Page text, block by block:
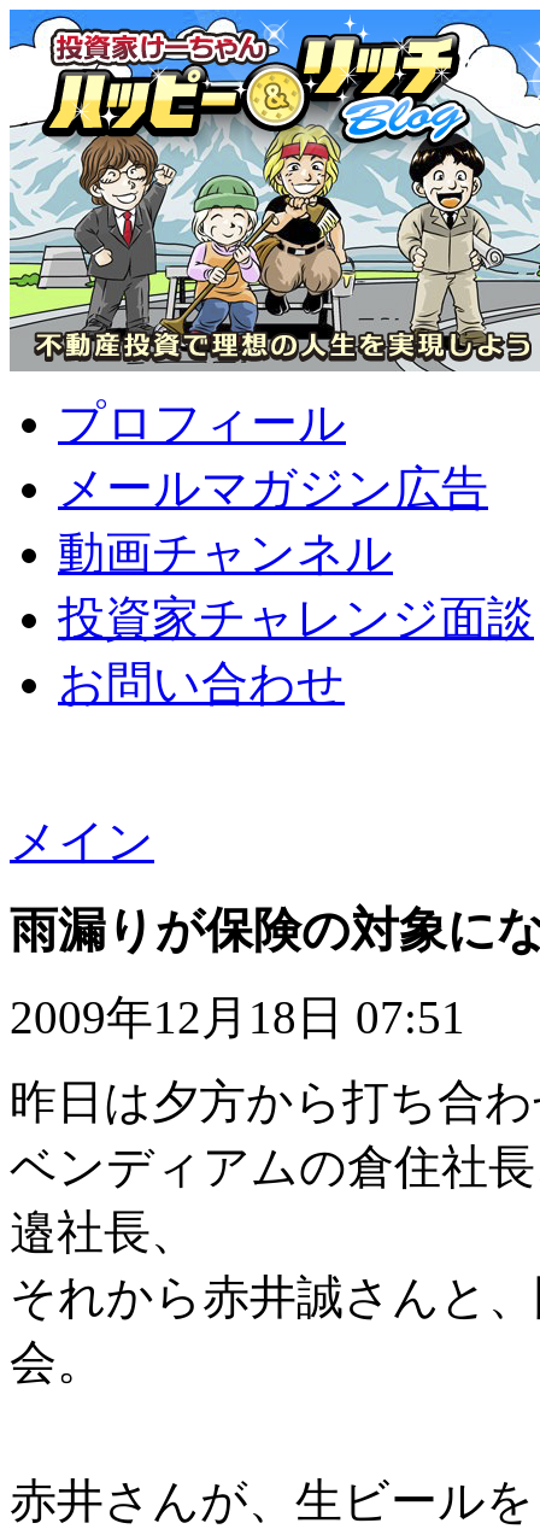
プロフィール
メールマガジン広告
動画チャンネル
投資家チャレンジ面談
お問い合わせ
メイン
雨漏りが保険の対象に
2009年12月18日 07:51
昨日は夕方から打ち合
ベンディアムの倉住社
邉社長、
それから赤井誠さんと
会。
赤井さんが、生ビール